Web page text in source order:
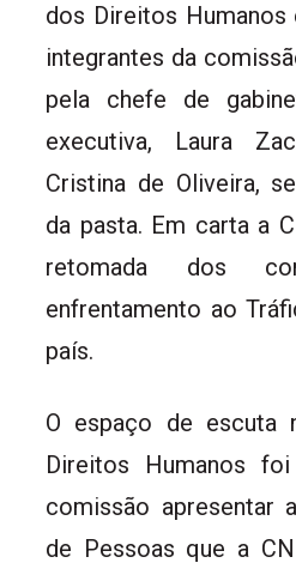
dos Direitos Humanos
integrantes da
pela chefe de
executiva, Laura
Cristina de Oliveira,
da pasta. Em carta a
retomada dos
enfrentamento ao
país.
O espaço de escuta
Direitos Humanos
comissão apresentar
de Pessoas que a